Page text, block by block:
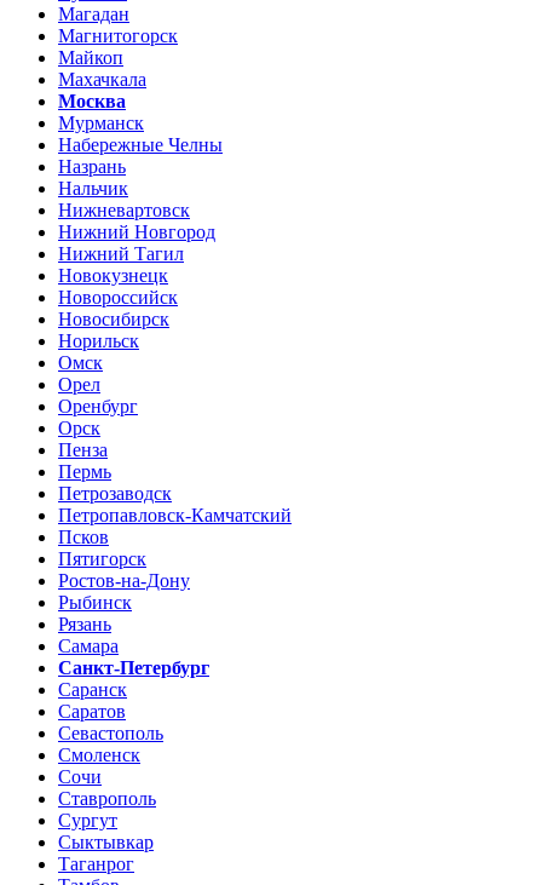
Магадан
Магнитогорск
Майкоп
Махачкала
Москва
Мурманск
Набережные Челны
Назрань
Нальчик
Нижневартовск
Нижний Новгород
Нижний Тагил
Новокузнецк
Новороссийск
Новосибирск
Норильск
Омск
Орел
Оренбург
Орск
Пенза
Пермь
Петрозаводск
Петропавловск-Камчатский
Псков
Пятигорск
Ростов-на-Дону
Рыбинск
Рязань
Самара
Санкт-Петербург
Саранск
Саратов
Севастополь
Смоленск
Сочи
Ставрополь
Сургут
Сыктывкар
Таганрог